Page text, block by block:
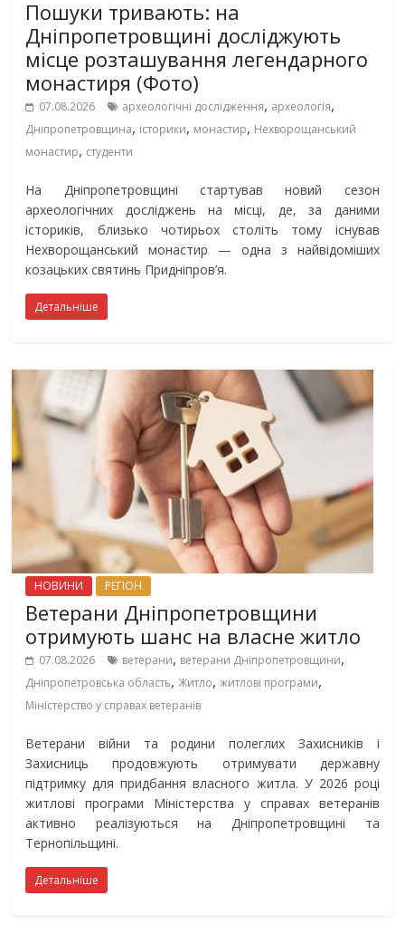
Пошуки тривають: на
Дніпропетровщині досліджують
місце розташування легендарного
монастиря (Фото)
07.08.2026 археологічні дослідження, археологія,
Дніпропетровщина, історики, монастир, Нехворощанський
монастир, студенти
На Дніпропетровщині стартував новий сезон
археологічних досліджень на місці, де, за даними
істориків, близько чотирьох століть тому існував
Нехворощанський монастир — одна з найвідоміших
козацьких святинь Придніпров’я.
Детальніше
НОВИНИ РЕГІОН
Ветерани Дніпропетровщини
отримують шанс на власне житло
07.08.2026 ветерани, ветерани Дніпропетровщини,
Дніпропетровська область,Житло,житлові програми,
Міністерство у справах ветеранів
Ветерани війни та родини полеглих Захисників і
Захисниць продовжують отримувати державну
підтримку для придбання власного житла. У 2026 році
житлові програми Міністерства у справах ветеранів
активно реалізуються на Дніпропетровщині та
Тернопільщині.
Детальніше